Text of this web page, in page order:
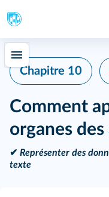
Chapitre 10
Comment
organes
✔ Représenter des
texte